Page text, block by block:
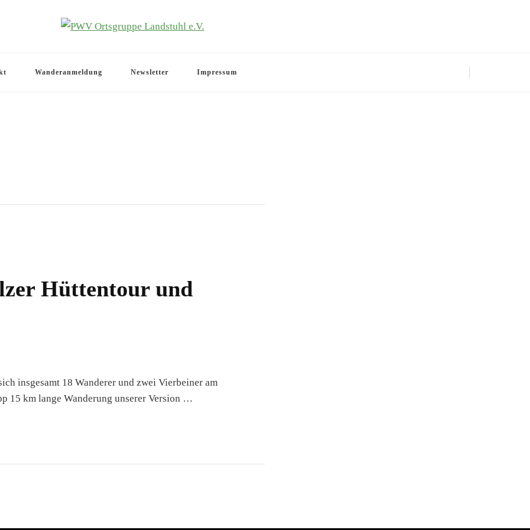
Wanderanmeldung Newsletter Impressum
Hüttentour und
insgesamt 18 Wanderer und zwei Vierbeiner am
15 km lange Wanderung unserer Version …